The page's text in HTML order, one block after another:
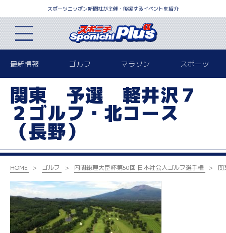
スポーツニッポン新聞社が主催・後援するイベントを紹介
最新情報 ゴルフ マラソン スポーツ
関東 予選 軽井沢７
２ゴルフ・北コース
（長野）
HOME ゴルフ 内閣総理大臣杯第50回 日本社会人ゴルフ選手権